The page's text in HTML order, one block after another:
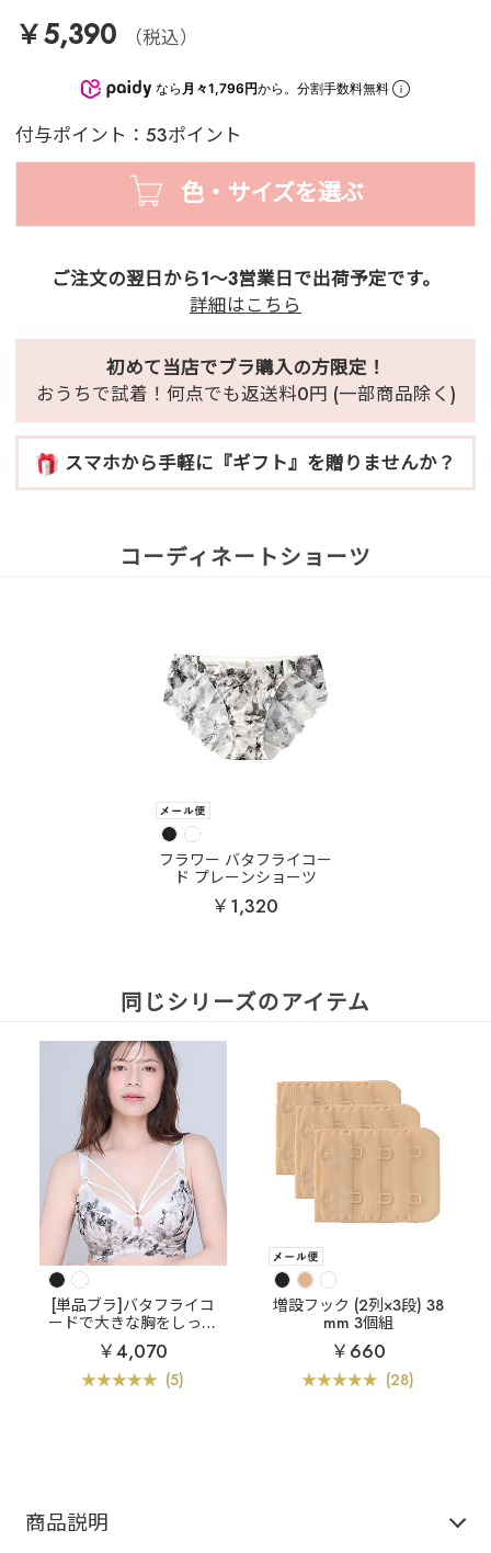
￥5,390 （税込）
なら 月々1,796円から。分割手数料無料
付与ポイント：53ポイント
色・サイズを選ぶ
ご注文の翌日から1～3営業日で出荷予定です。
詳細はこちら
初めて当店でブラ購入の方限定！
おうちで試着！何点でも返送料0円 (一部商品除く)
スマホから手軽に『ギフト』を贈りませんか？
コーディネートショーツ
フラワー バタフライコー
ド プレーンショーツ
￥1,320
同じシリーズのアイテム
[単品ブラ]バタフライコ
ードで大きな胸をしっか
り支える
フラワー バタ
フライコード 単品ブラジ
ャー (FGHカップ)
￥4,070
(5)
増設フック (2列×3段) 38
mm 3個組
￥660
(28)
商品説明